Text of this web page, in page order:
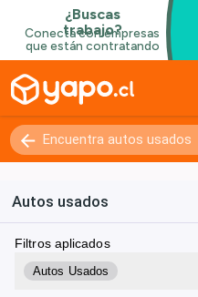
Autos usados
Filtros aplicados
Autos Usados